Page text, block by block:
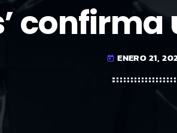
today ENERO 21,